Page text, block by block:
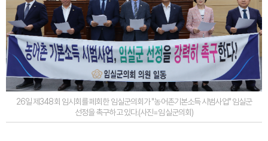
26일 제348회 임시회를 페회한 임실군의회가 "농어촌기본소득 시범사업" 임실군
선정을 촉구하고 있다.(사진=임실군의회)